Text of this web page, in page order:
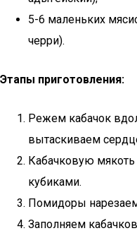
5-6 маленьких
черри).
Этапы приготовления:
Режем кабачок
вытаскиваем
Кабачковую
кубиками.
Помидоры
Заполняем